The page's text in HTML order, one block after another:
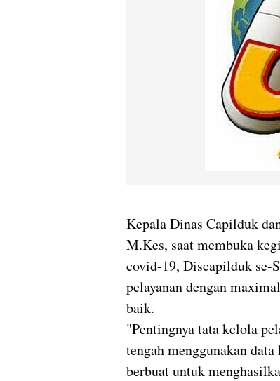
Kepala Dinas Capilduk
M.Kes, saat membuka
covid-19, Discapilduk se-
pelayanan dengan
baik.
"Pentingnya tata kelola
tengah menggunakan
berbuat untuk